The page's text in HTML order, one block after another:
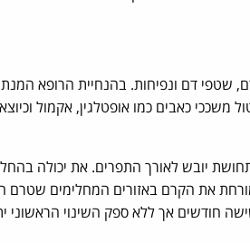
שטפי דם ונפיחות. בהנחיית הרופא
כאבים כמו אופטלגין, אקמול
יובש לאורך התפרים. את יכולה
את הקרם באזורים המחלימים שטרם
חודשים אך ללא ספק השינוי הראשוני